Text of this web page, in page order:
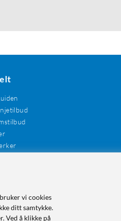
vi cookies
ditt samtykke.
Ved å klikke på